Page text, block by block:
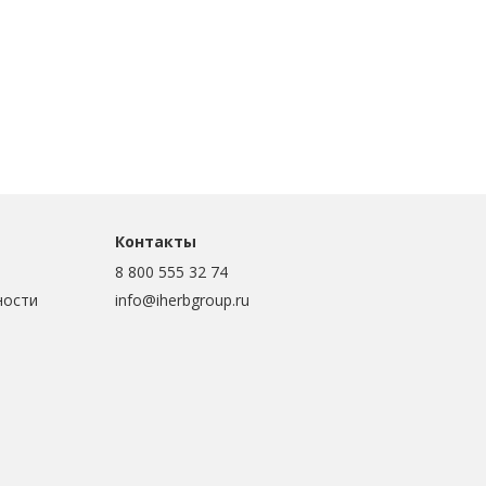
Контакты
8 800 555 32 74
info@iherbgroup.ru